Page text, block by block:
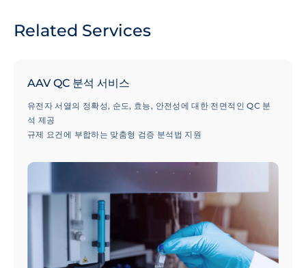
Related Services
AAV QC 분석 서비스
유전자 서열의 정확성, 순도, 효능, 안전성에 대한 전면적인 QC 분
석 제공
규제 요건에 부합하는 맞춤형 검증 분석법 지원